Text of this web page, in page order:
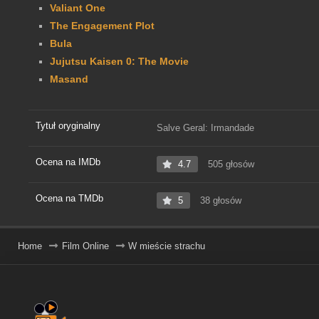
Valiant One
The Engagement Plot
Bula
Jujutsu Kaisen 0: The Movie
Masand
Tytuł oryginalny Salve Geral: Irmandade
Ocena na IMDb 4.7 505 głosów
Ocena na TMDb 5 38 głosów
Home Film Online W mieście strachu